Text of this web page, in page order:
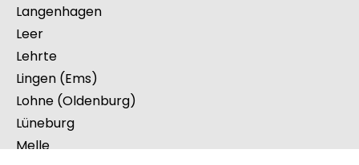
Langenhagen
Leer
Lehrte
Lingen (Ems)
Lohne (Oldenburg)
Lüneburg
Melle